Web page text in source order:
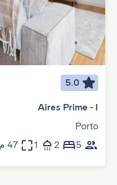
5.0
Aires Prime - I
Porto
5
2
1 47 م²